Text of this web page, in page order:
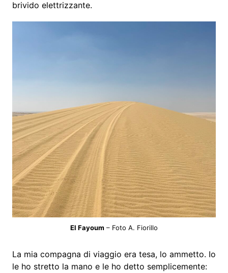
brivido elettrizzante.
El Fayoum – Foto A. Fiorillo
La mia compagna di viaggio era tesa, lo ammetto. Io
le ho stretto la mano e le ho detto semplicemente: